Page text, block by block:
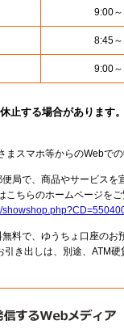
9:00
8:45
9:00
止する場合があります。
スマホ等からのWebでの
局で、商品やサービスを
ちらのホームページをご
料で、ゆうちょ口座のお
き出しは、別途、ATM硬